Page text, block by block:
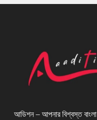
আডিশন – আপনার বিশ্বস্ত বাংলা